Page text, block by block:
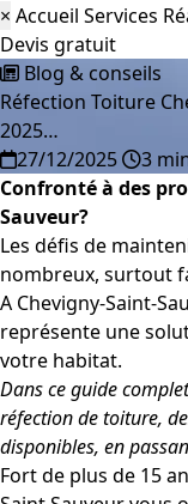
× Accueil Services
Devis gratuit
Blog & conseils
Réfection Toiture
2025…
27/12/2025
3
Confronté à des
Sauveur?
Les défis de
nombreux, surtout
A Chevigny-Saint-
représente une
votre habitat.
Dans ce guide
réfection de toiture,
disponibles, en
Fort de plus de 15